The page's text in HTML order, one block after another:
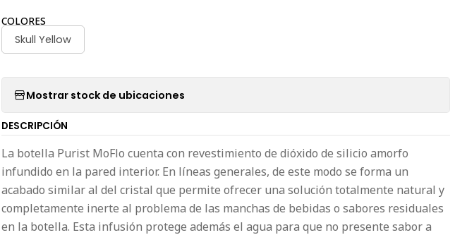
COLORES
Skull Yellow
Mostrar stock de ubicaciones
DESCRIPCIÓN
La botella Purist MoFlo cuenta con revestimiento de dióxido de silicio amorfo
infundido en la pared interior. En líneas generales, de este modo se forma un
acabado similar al del cristal que permite ofrecer una solución totalmente natural y
completamente inerte al problema de las manchas de bebidas o sabores residuales
en la botella. Esta infusión protege además el agua para que no presente sabor a